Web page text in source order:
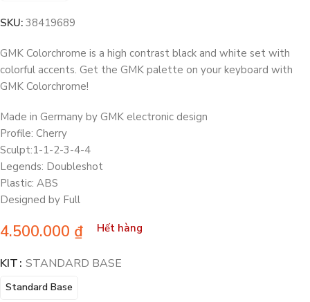
SKU: 38419689
GMK Colorchrome is a high contrast black and white set with
colorful accents. Get the GMK palette on your keyboard with
GMK Colorchrome!
Made in Germany by GMK electronic design
Profile: Cherry
Sculpt:1-1-2-3-4-4
Legends: Doubleshot
Plastic: ABS
Designed by Full
4.500.000 ₫ Hết hàng
KIT STANDARD BASE
Standard Base